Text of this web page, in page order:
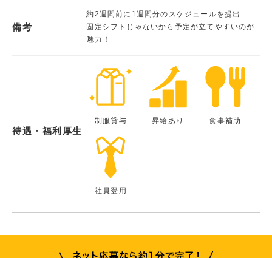
備考
約2週間前に1週間分のスケジュールを提出
固定シフトじゃないから予定が立てやすいのが
魅力！
待遇・福利厚生
制服貸与 昇給あり 食事補助
社員登用